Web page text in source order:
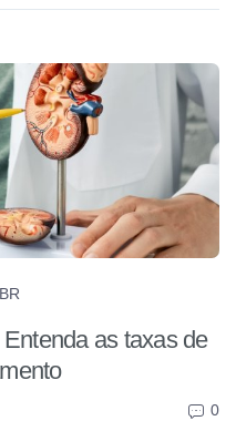
as taxas de
0